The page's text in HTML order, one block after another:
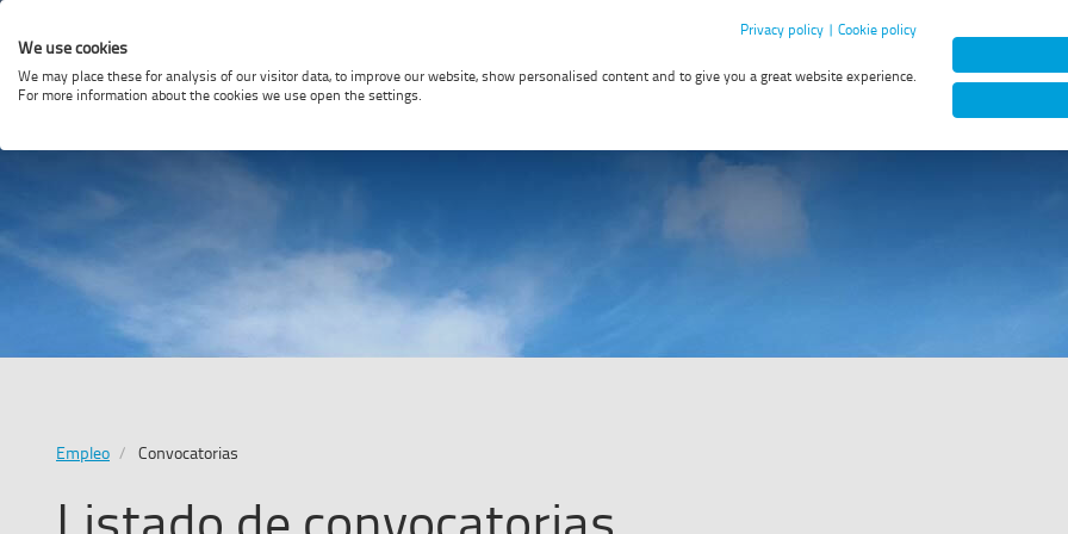
de
Enaire
la
Convocatorias Ocupaciones
Estás
Empleo Convocatorias
Privacy policy | Cookie policy
We use cookies
We may place these for analysis of our visitor data, to improve our website, show personalised content and to give you a great website experience.
For more information about the cookies we use open the settings.